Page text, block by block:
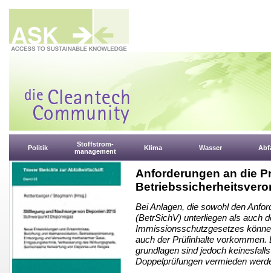
Politik
Stoffstrom-
management
Klima Wasser
Anforderungen an die
Bei Anlagen, die sowohl den
(BetrSichV) unterliegen als auch
Immissionsschutzgesetzes
auch der Prüfinhalte vorkommen.
grundlagen sind jedoch
Doppelprüfungen vermieden